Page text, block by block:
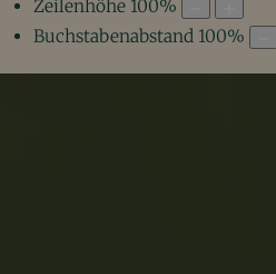
Zeilenhöhe 100%
Buchstabenabstand 100%